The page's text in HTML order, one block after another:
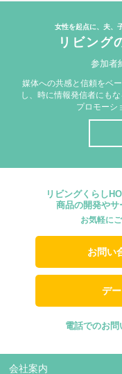
女性を起点に、夫、
リビング
参加者
媒体への共感と信頼をベ
し、時に情報発信者にも
プロモーシ
リビングくらし
商品の開発やサ
お気軽に
お問い
デ
電話でのお問
会社案内